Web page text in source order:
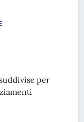
per